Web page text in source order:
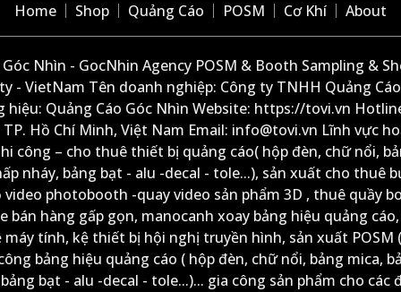
Home Shop Quảng Cáo POSM Cơ Khí About
Nhìn - GocNhin Agency POSM & Booth Sampling &
- VietNam Tên doanh nghiệp: Công ty TNHH Quảng
Quảng Cáo Góc Nhìn Website: https://tovi.vn
Hồ Chí Minh, Việt Nam Email: info@tovi.vn Lĩnh vực
công – cho thuê thiết bị quảng cáo( hộp đèn, chữ nổi,
nháy, bảng bạt - alu -decal - tole...), sản xuất cho thuê
photobooth -quay video sản phẩm 3D , thuê quầy
bán hàng gấp gọn, manocanh xoay bảng hiệu quảng
tính, kệ thiết bị hội nghị truyền hình, sản xuất POSM
bảng hiệu quảng cáo ( hộp đèn, chữ nổi, bảng mica,
bạt - alu -decal - tole...)... gia công sản phẩm cho các